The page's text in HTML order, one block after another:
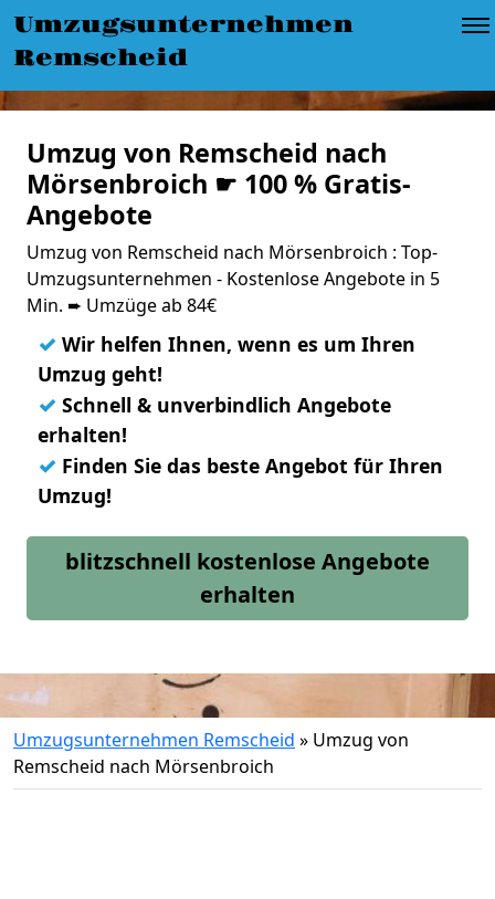
Umzugsunternehmen
Remscheid
Umzug von Remscheid nach
Mörsenbroich ☛ 100 % Gratis-
Angebote
Umzug von Remscheid nach Mörsenbroich : Top-
Umzugsunternehmen - Kostenlose Angebote in 5
Min. ➨ Umzüge ab 84€
✓ Wir helfen Ihnen, wenn es um Ihren
Umzug geht!
✓ Schnell & unverbindlich Angebote
erhalten!
✓ Finden Sie das beste Angebot für Ihren
Umzug!
blitzschnell kostenlose Angebote
erhalten
Umzugsunternehmen Remscheid » Umzug von
Remscheid nach Mörsenbroich